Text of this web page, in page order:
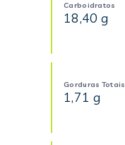
Carboidratos
18,40 g
Gorduras Totais
1,71 g